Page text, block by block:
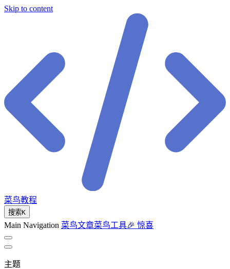
Skip to content
菜鸟教程
搜索K
Main Navigation 菜鸟文章菜鸟工具🎉 惊喜
主题